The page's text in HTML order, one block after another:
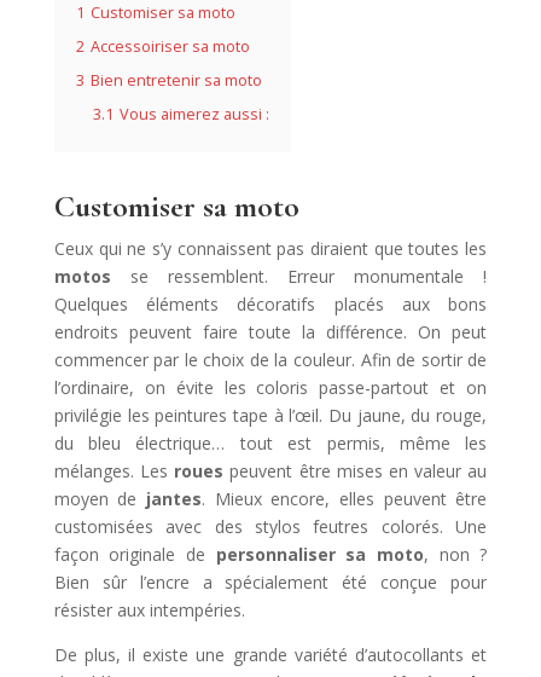
1 Customiser sa moto
2 Accessoiriser sa moto
3 Bien entretenir sa moto
3.1 Vous aimerez aussi :
Customiser sa moto
Ceux qui ne s’y connaissent pas diraient que toutes les
motos se ressemblent. Erreur monumentale !
Quelques éléments décoratifs placés aux bons
endroits peuvent faire toute la différence. On peut
commencer par le choix de la couleur. Afin de sortir de
l’ordinaire, on évite les coloris passe-partout et on
privilégie les peintures tape à l’œil. Du jaune, du rouge,
du bleu électrique… tout est permis, même les
mélanges. Les roues peuvent être mises en valeur au
moyen de jantes. Mieux encore, elles peuvent être
customisées avec des stylos feutres colorés. Une
façon originale de personnaliser sa moto, non ?
Bien sûr l’encre a spécialement été conçue pour
résister aux intempéries.
De plus, il existe une grande variété d’autocollants et